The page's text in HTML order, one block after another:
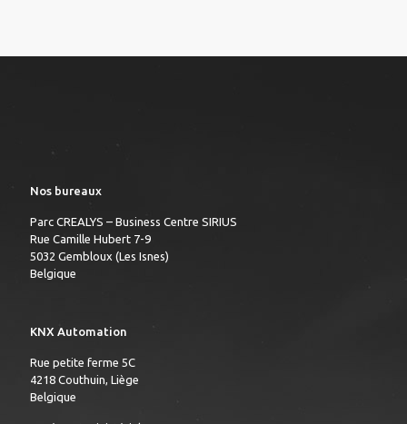
Nos bureaux
Parc CREALYS – Business Centre SIRIUS
Rue Camille Hubert 7-9
5032 Gembloux (Les Isnes)
Belgique
KNX Automation
Rue petite ferme 5C
4218 Couthuin, Liège
Belgique